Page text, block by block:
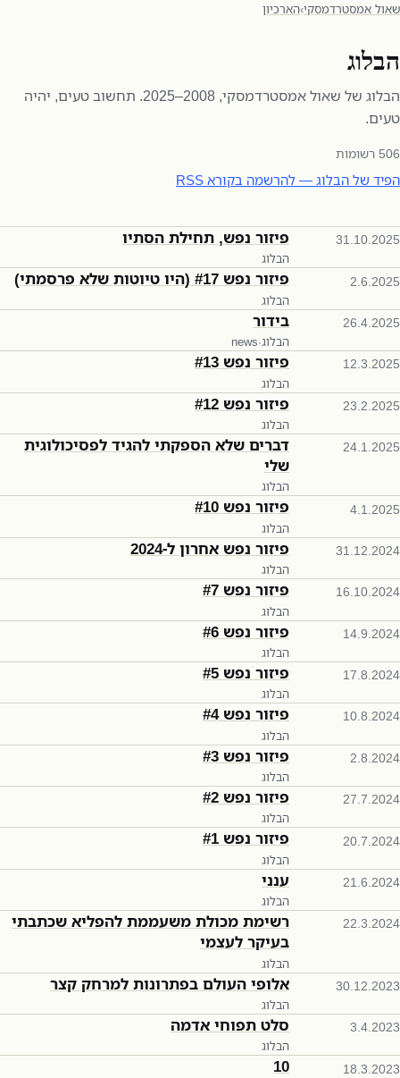
שאול אמסטרדמסקי›הארכיון
הבלוג
הבלוג של שאול אמסטרדמסקי, 2008–2025. תחשוב טעים, יהיה
טעים.
506 רשומות
הפיד של הבלוג — להרשמה בקורא RSS
31.10.2025 פיזור נפש, תחילת הסתיו
הבלוג
2.6.2025 פיזור נפש #17 (היו טיוטות שלא פרסמתי)
הבלוג
26.4.2025 בידור
הבלוג·
news
12.3.2025 פיזור נפש #13
הבלוג
23.2.2025 פיזור נפש #12
הבלוג
24.1.2025
דברים שלא הספקתי להגיד לפסיכולוגית
שלי
הבלוג
4.1.2025 פיזור נפש #10
הבלוג
31.12.2024 פיזור נפש אחרון ל-2024
הבלוג
16.10.2024 פיזור נפש #7
הבלוג
14.9.2024 פיזור נפש #6
הבלוג
17.8.2024 פיזור נפש #5
הבלוג
10.8.2024 פיזור נפש #4
הבלוג
2.8.2024 פיזור נפש #3
הבלוג
27.7.2024 פיזור נפש #2
הבלוג
20.7.2024 פיזור נפש #1
הבלוג
21.6.2024 ענני
הבלוג
22.3.2024
רשימת מכולת משעממת להפליא שכתבתי
בעיקר לעצמי
הבלוג
30.12.2023 אלופי העולם בפתרונות למרחק קצר
הבלוג
3.4.2023 סלט תפוחי אדמה
הבלוג
18.3.2023
10